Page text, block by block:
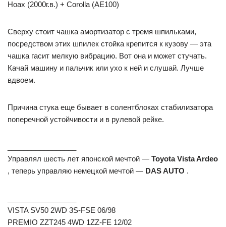
Ноах (2000г.в.) + Corolla (АЕ100)
Сверху стоит чашка амортизатор с тремя шпильками,
посредством этих шпилек стойка крепится к кузову — эта
чашка гасит мелкую вибрацию. Вот она и может стучать.
Качай машину и пальчик или ухо к ней и слушай. Лучше
вдвоем.
Причина стука еще бывает в солентблоках стабилизатора
поперечной устойчивости и в рулевой рейке.
Управлял шесть лет японской мечтой — Toyota Vista Ardeo
, теперь управляю немецкой мечтой — DAS AUTO .
VISTA SV50 2WD 3S-FSE 06/98
PREMIO ZZT245 4WD 1ZZ-FE 12/02